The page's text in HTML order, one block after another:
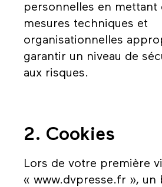
personnelles en
mesures techniques et
organisationnelles
garantir un niveau de
aux risques.
2. Cookies
Lors de votre première
« www.dvpresse.fr », un